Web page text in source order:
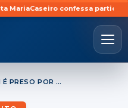
confessa participação em
JOVEM É PRESO POR TRÁFICO DE DROGAS E POSSE DE MUNIÇÃO EM SANTA MARIA